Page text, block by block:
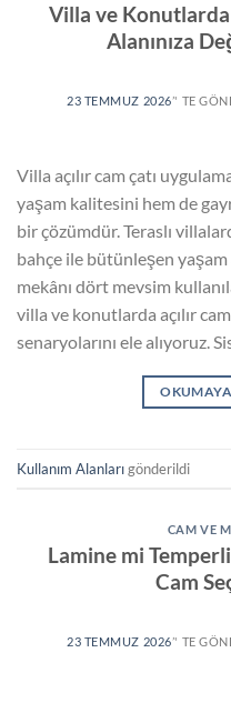
Villa ve Konutlarda
Alanınıza
23 TEMMUZ 2026’' TE
Villa açılır cam çatı
yaşam kalitesini hem de
bir çözümdür. Teraslı
bahçe ile bütünleşen yaşam
mekânı dört mevsim
villa ve konutlarda açılır
senaryolarını ele alıyoruz.
Kullanım Alanlarıgönderildi
CAM VE
Lamine mi Temperli
Cam
23 TEMMUZ 2026’' TE